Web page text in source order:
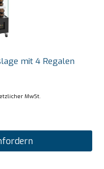
mit 4 Regalen
MwSt.